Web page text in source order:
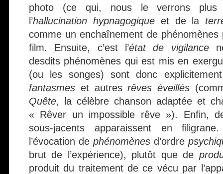
photo (ce qui, nous le verrons plus
l’hallucination hypnagogiqueet de la
comme un enchaînement de phénomènes
film. Ensuite, c’est l’état de vigilance
desdits phénomènes qui est mis en
(ou les songes) sont donc
fantasmes et autresrêves éveillés
Quête, la célèbre chanson adaptée et
« Rêver un impossible rêve »). Enfin,
sous-jacents apparaissent en
l’évocation dephénomènes d’ordre
brut de l’expérience), plutôt que de
produit du traitement de ce vécu par